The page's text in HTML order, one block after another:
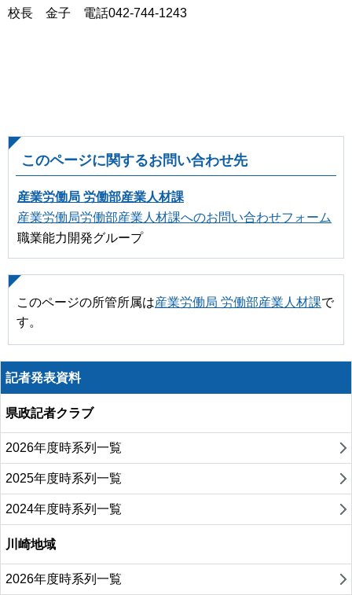
校長 金子 電話042-744-1243
このページに関するお問い合わせ先
産業労働局 労働部産業人材課
産業労働局労働部産業人材課へのお問い合わせフォーム
職業能力開発グループ
このページの所管所属は産業労働局 労働部産業人材課で
す。
記者発表資料
県政記者クラブ
2026年度時系列一覧
2025年度時系列一覧
2024年度時系列一覧
川崎地域
2026年度時系列一覧